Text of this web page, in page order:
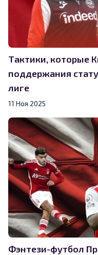
Тактики, которые
поддержания
лиге
11 Ноя 2025
Фэнтези-футбол